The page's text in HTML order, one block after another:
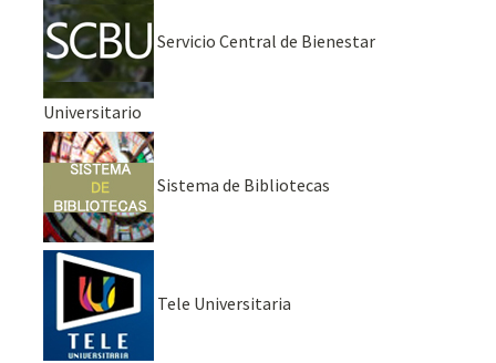
Servicio Central de Bienestar
Universitario
Sistema de Bibliotecas
Tele Universitaria